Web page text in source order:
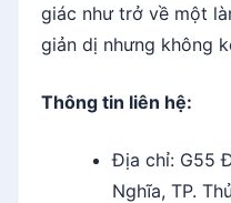
giác như trở về một
giản dị nhưng không
Thông tin liên hệ:
Địa chỉ: G55
Nghĩa, TP.